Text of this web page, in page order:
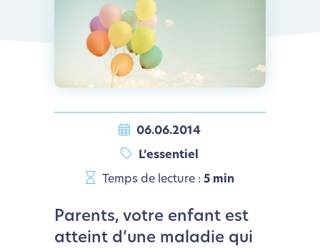
06.06.2014
L’essentiel
Temps de lecture : 5 min
Parents, votre enfant est
atteint d’une maladie qui